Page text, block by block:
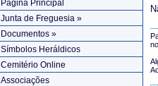
Página Principal
Junta de Freguesia »
Documentos »
Símbolos Heráldicos
Cemitério Online
Associações